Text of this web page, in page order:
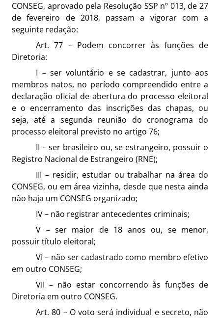
CONSEG, aprovado pela Resolução SSP nº 013, de 27
de fevereiro de 2018, passam a vigorar com a
seguinte redação:
Art. 77 – Podem concorrer às funções de
Diretoria:
I – ser voluntário e se cadastrar, junto aos
membros natos, no período compreendido entre a
declaração oficial de abertura do processo eleitoral
e o encerramento das inscrições das chapas, ou
seja, até a segunda reunião do cronograma do
processo eleitoral previsto no artigo 76;
II – ser brasileiro ou, se estrangeiro, possuir o
Registro Nacional de Estrangeiro (RNE);
III – residir, estudar ou trabalhar na área do
CONSEG, ou em área vizinha, desde que nesta ainda
não haja um CONSEG organizado;
IV – não registrar antecedentes criminais;
V – ser maior de 18 anos ou, se menor,
possuir título eleitoral;
VI – não ser cadastrado como membro efetivo
em outro CONSEG;
VII – não estar concorrendo às funções de
Diretoria em outro CONSEG.
Art. 80 – O voto será individual e secreto, não